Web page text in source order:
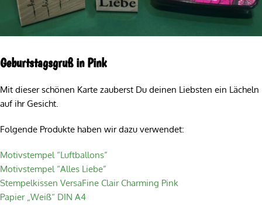
Geburtstagsgruß in Pink
Mit dieser schönen Karte zauberst Du deinen Liebsten ein Lächeln
auf ihr Gesicht.
Folgende Produkte haben wir dazu verwendet:
Motivstempel “Luftballons”
Motivstempel “Alles Liebe”
Stempelkissen VersaFine Clair Charming Pink
Papier „Weiß“ DIN A4